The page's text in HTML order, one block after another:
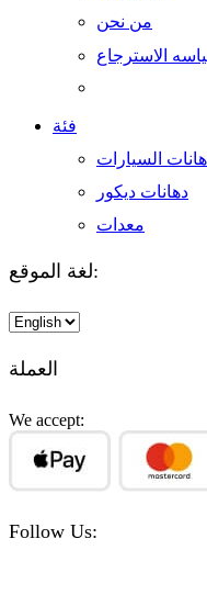
من نحن
الاسترجاع
فئة
السيارات
دهانات ديكور
معدات
لغة الموقع:
Choose
language
العملة
We accept:
Follow Us: